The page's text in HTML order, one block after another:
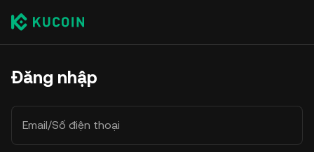
Đăng nhập
Email/Số điện thoại